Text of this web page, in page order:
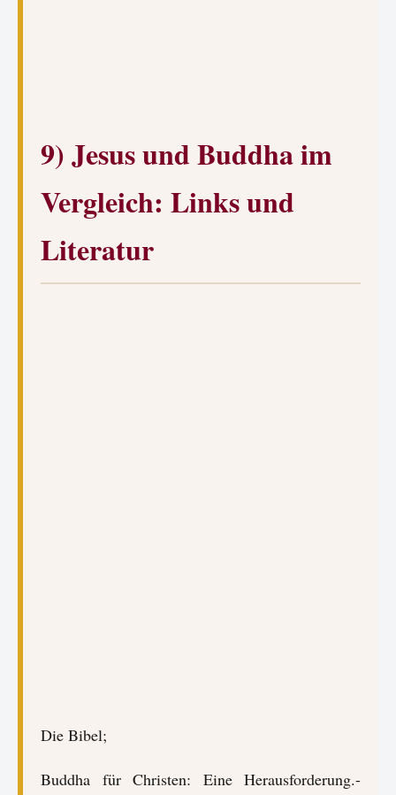
9) Jesus und Buddha im
Vergleich: Links und
Literatur
Die Bibel;
Buddha für Christen: Eine Herausforderung.-